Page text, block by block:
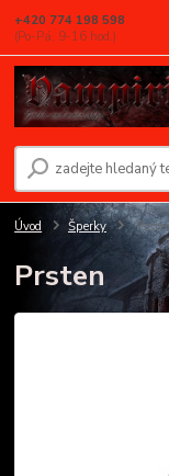
+420 774 198 598
(Po-Pá, 9-16 hod.)
Úvod Šperky
Prsten